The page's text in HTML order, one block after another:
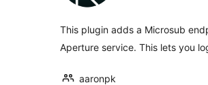
This plugin adds a Microsub
Aperture service. This lets you
aaronpk